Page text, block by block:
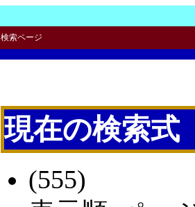
検索ページ
現在の検索式
(555)